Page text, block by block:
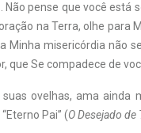
Não pense que você está
na Terra, olhe para
Minha misericórdia não
Se compadece de
ovelhas, ama ainda
Pai” (O Desejado de